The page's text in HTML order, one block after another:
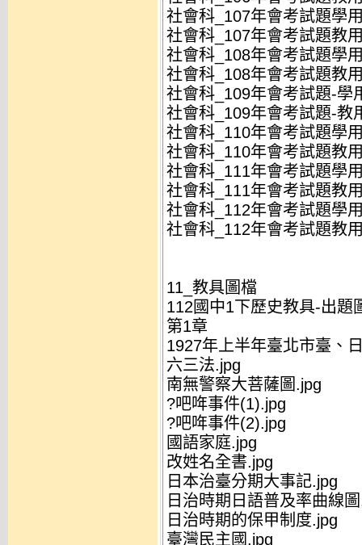
社會科_107年會考試題學
社會科_107年會考試題教
社會科_108年會考試題學
社會科_108年會考試題教
社會科_109年會考試題-學
社會科_109年會考試題-教
社會科_110年會考試題學
社會科_110年會考試題教
社會科_111年會考試題學
社會科_111年會考試題教
社會科_112年會考試題學
社會科_112年會考試題教
11_教具圖檔
112國中1下歷史教具-出題
第1章
1927年上半年臺北市臺、
六三法.jpg
南無警察大菩薩圖.jpg
?吧哖事件(1).jpg
?吧哖事件(2).jpg
國語家庭.jpg
改姓名全書.jpg
日本治臺分期大事記.jpg
日治時期日語普及率曲線
日治時期的保甲制度.jpg
臺灣民主國.jpg